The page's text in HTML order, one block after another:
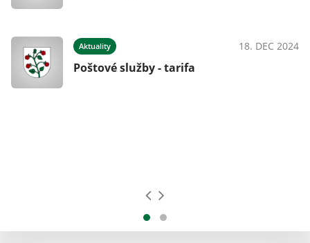
Aktuality 18. DEC 2024
Poštové služby - tarifa